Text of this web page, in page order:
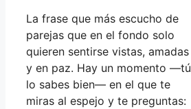
La frase que más escucho de
parejas que en el fondo solo
quieren sentirse vistas, amadas
y en paz. Hay un momento —tú
lo sabes bien— en el que te
miras al espejo y te preguntas: